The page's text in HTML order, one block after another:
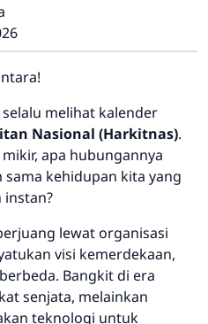
melihat kalender
Nasional (Harkitnas).
apa hubungannya
kehidupan kita yang
instan?
lewat organisasi
visi kemerdekaan,
Bangkit di era
senjata, melainkan
teknologi untuk